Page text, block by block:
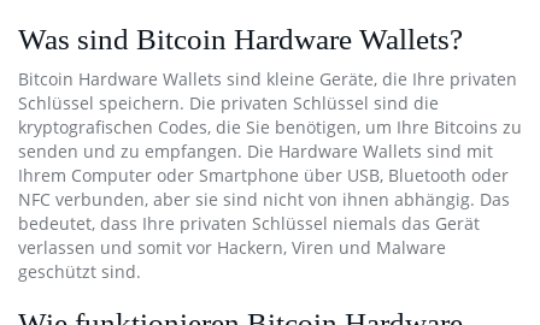
Was sind Bitcoin Hardware Wallets?
Bitcoin Hardware Wallets sind kleine Geräte, die Ihre privaten
Schlüssel speichern. Die privaten Schlüssel sind die
kryptografischen Codes, die Sie benötigen, um Ihre Bitcoins zu
senden und zu empfangen. Die Hardware Wallets sind mit
Ihrem Computer oder Smartphone über USB, Bluetooth oder
NFC verbunden, aber sie sind nicht von ihnen abhängig. Das
bedeutet, dass Ihre privaten Schlüssel niemals das Gerät
verlassen und somit vor Hackern, Viren und Malware
geschützt sind.